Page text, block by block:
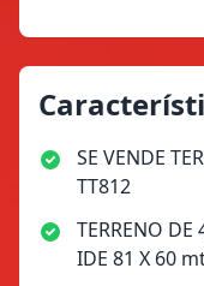
SE VENDE
TT812
TERRENO DE
IDE 81 X 60